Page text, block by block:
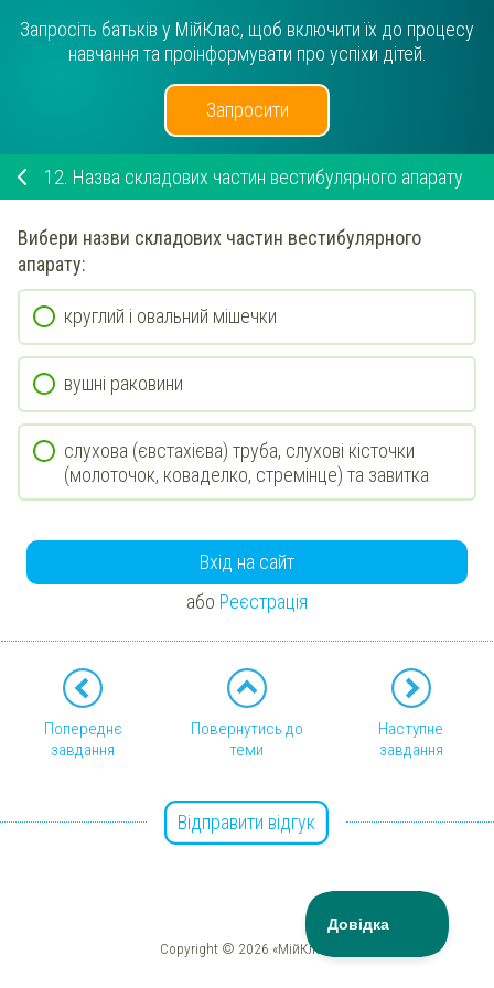
Запросіть батьків у МійКлас, щоб включити їх до процесу
навчання та проінформувати про успіхи дітей.
Запросити
12. Назва складових частин вестибулярного апарату
Вибери назви складових частин вестибулярного
апарату:
круглий і овальний мішечки
вушні раковини
слухова (євстахієва) труба, слухові кісточки
(молоточок, коваделко, стремінце) та завитка
Вхід на сайт
або Реєстрація
Попереднє
завдання
Повернутись до
теми
Наступне
завдання
Відправити відгук
Copyright © 2026 «МійКлас»